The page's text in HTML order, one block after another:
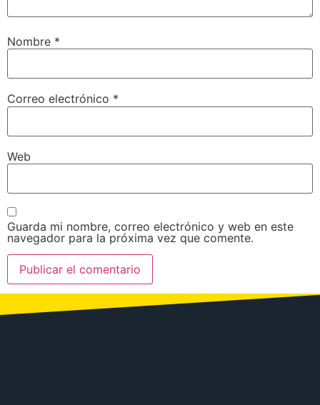
Nombre *
Correo electrónico *
Web
Guarda mi nombre, correo electrónico y web en este
navegador para la próxima vez que comente.